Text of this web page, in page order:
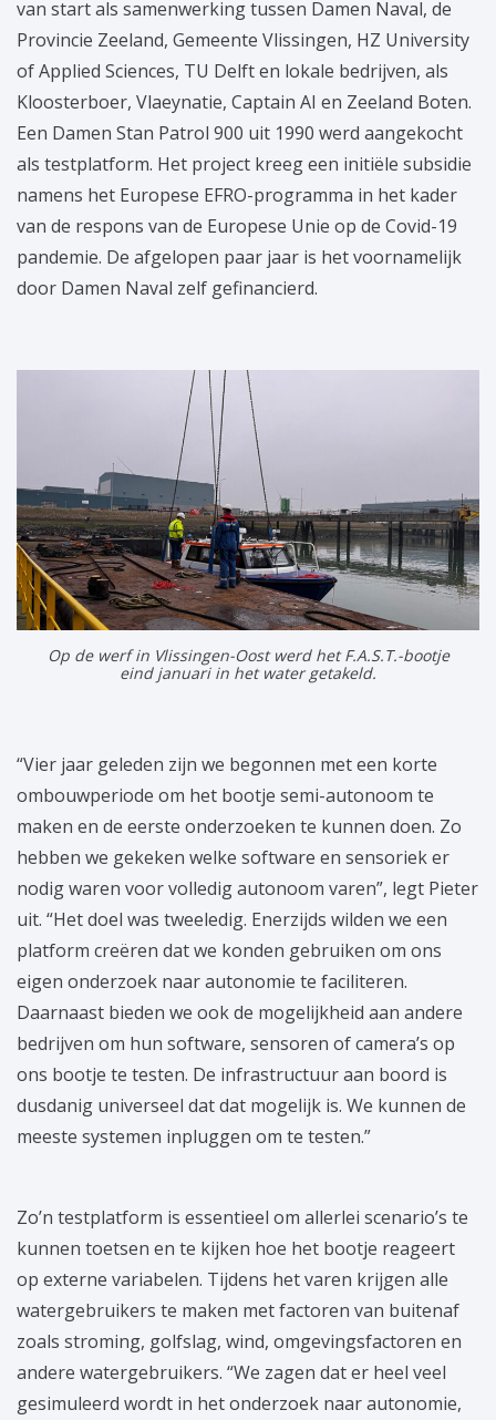
van start als samenwerking tussen Damen Naval, de
Provincie Zeeland, Gemeente Vlissingen, HZ University
of Applied Sciences, TU Delft en lokale bedrijven, als
Kloosterboer, Vlaeynatie, Captain AI en Zeeland Boten.
Een Damen Stan Patrol 900 uit 1990 werd aangekocht
als testplatform. Het project kreeg een initiële subsidie
namens het Europese EFRO-programma in het kader
van de respons van de Europese Unie op de Covid-19
pandemie. De afgelopen paar jaar is het voornamelijk
door Damen Naval zelf gefinancierd.
Op de werf in Vlissingen-Oost werd het F.A.S.T.-bootje
eind januari in het water getakeld.
“Vier jaar geleden zijn we begonnen met een korte
ombouwperiode om het bootje semi-autonoom te
maken en de eerste onderzoeken te kunnen doen. Zo
hebben we gekeken welke software en sensoriek er
nodig waren voor volledig autonoom varen”, legt Pieter
uit. “Het doel was tweeledig. Enerzijds wilden we een
platform creëren dat we konden gebruiken om ons
eigen onderzoek naar autonomie te faciliteren.
Daarnaast bieden we ook de mogelijkheid aan andere
bedrijven om hun software, sensoren of camera’s op
ons bootje te testen. De infrastructuur aan boord is
dusdanig universeel dat dat mogelijk is. We kunnen de
meeste systemen inpluggen om te testen.”
Zo’n testplatform is essentieel om allerlei scenario’s te
kunnen toetsen en te kijken hoe het bootje reageert
op externe variabelen. Tijdens het varen krijgen alle
watergebruikers te maken met factoren van buitenaf
zoals stroming, golfslag, wind, omgevingsfactoren en
andere watergebruikers. “We zagen dat er heel veel
gesimuleerd wordt in het onderzoek naar autonomie,